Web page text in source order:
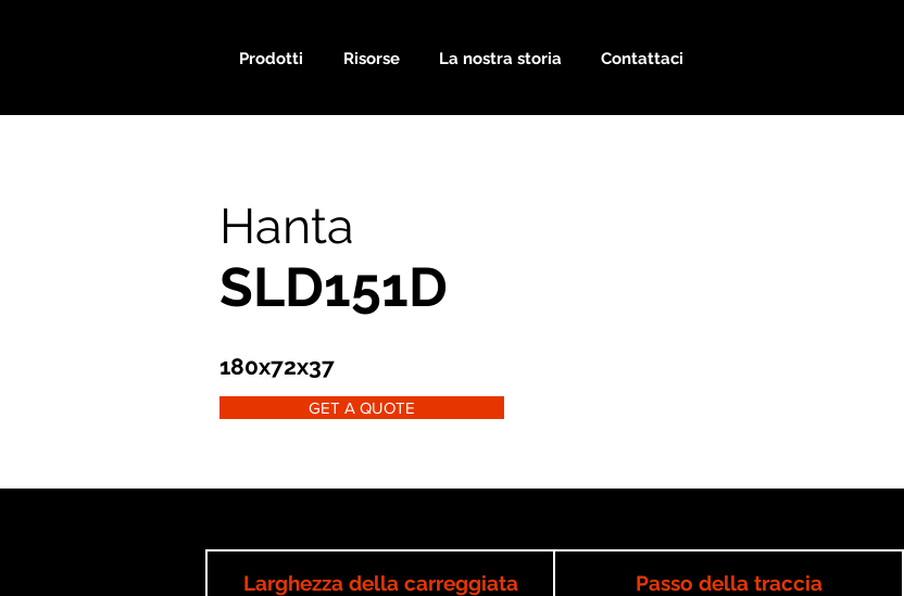
Prodotti Risorse La nostra storia Contattaci
Hanta
SLD151D
180x72x37
GET A QUOTE
Larghezza della carreggiata Passo della traccia